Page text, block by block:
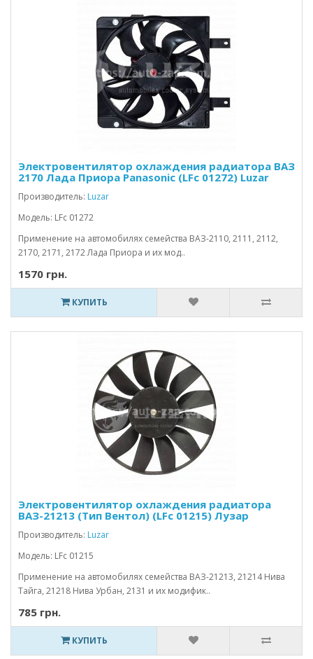
Электровентилятор охлаждения радиатора ВАЗ
2170 Лада Приора Panasonic (LFc 01272) Luzar
Производитель: Luzar
Модель: LFc 01272
Применение на автомобилях семейства ВАЗ-2110, 2111, 2112,
2170, 2171, 2172 Лада Приора и их мод..
1570 грн.
КУПИТЬ
Электровентилятор охлаждения радиатора
ВАЗ-21213 (Тип Вентол) (LFc 01215) Лузар
Производитель: Luzar
Модель: LFc 01215
Применение на автомобилях семейства ВАЗ-21213, 21214 Нива
Тайга, 21218 Нива Урбан, 2131 и их модифик..
785 грн.
КУПИТЬ